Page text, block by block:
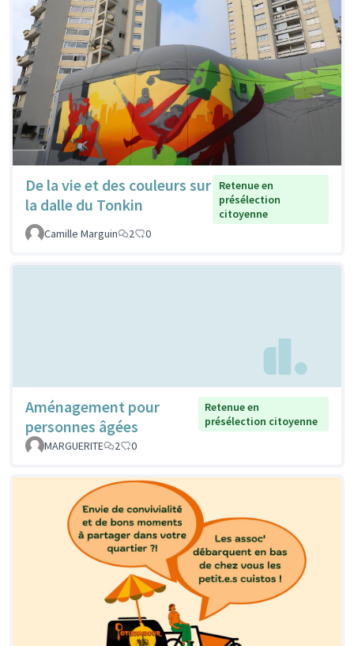
De la vie et des couleurs sur
la dalle du Tonkin
Retenue en
présélection
citoyenne
Camille Marguin
2 0
Aménagement pour
personnes âgées
Retenue en
présélection citoyenne
MARGUERITE
2 0